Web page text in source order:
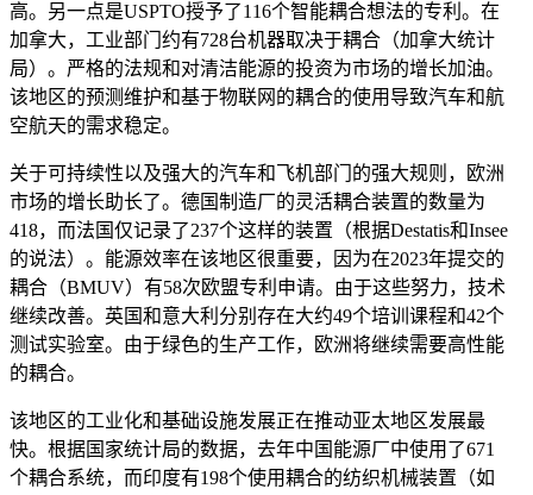
高。另一点是USPTO授予了116个智能耦合想法的专利。在
加拿大，工业部门约有728台机器取决于耦合（加拿大统计
局）。严格的法规和对清洁能源的投资为市场的增长加油。
该地区的预测维护和基于物联网的耦合的使用导致汽车和航
空航天的需求稳定。
关于可持续性以及强大的汽车和飞机部门的强大规则，欧洲
市场的增长助长了。德国制造厂的灵活耦合装置的数量为
418，而法国仅记录了237个这样的装置（根据Destatis和Insee
的说法）。能源效率在该地区很重要，因为在2023年提交的
耦合（BMUV）有58次欧盟专利申请。由于这些努力，技术
继续改善。英国和意大利分别存在大约49个培训课程和42个
测试实验室。由于绿色的生产工作，欧洲将继续需要高性能
的耦合。
该地区的工业化和基础设施发展正在推动亚太地区发展最
快。根据国家统计局的数据，去年中国能源厂中使用了671
个耦合系统，而印度有198个使用耦合的纺织机械装置（如